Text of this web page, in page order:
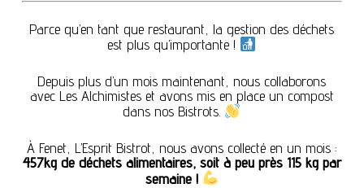
Parce qu’en tant que restaurant, la gestion des déchets
est plus qu’importante !
Depuis plus d’un mois maintenant, nous collaborons
avec Les Alchimisteset avons mis en place un compost
dans nos Bistrots.
À Fenet, L’Esprit Bistrot, nous avons collecté en un mois :
457kg de déchets alimentaires, soit à peu près 115 kg par
semaine !